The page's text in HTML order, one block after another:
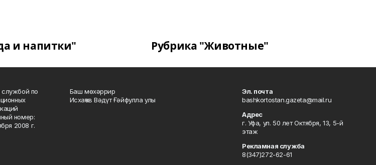
и напитки" Рубрика "Животные"
службой по
номер:
2008 г.
Баш мөхәррир
Исхаҡов Вәдүт Ғәйфулла улы
Эл. почта
bashkortostan.gazeta@mail.ru
Адрес
г. Уфа, ул. 50 лет Октября, 13, 5-й
этаж
Рекламная служба
8(347)272-62-61